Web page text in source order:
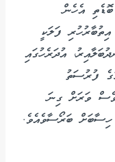
އެހެން
ފަލަކީ
އުދަރެހުގައި
ފުރުސަތު
ވަރަށް ގިނަ
ބަރޯސާވެއެވެ.